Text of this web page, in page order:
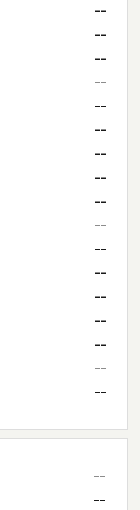
--
--
--
--
--
--
--
--
--
--
--
--
--
--
--
--
--
--
--